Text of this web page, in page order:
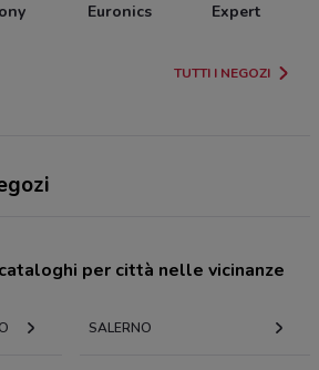
Euronics Expert
TUTTI I NEGOZI
per città nelle vicinanze
SALERNO